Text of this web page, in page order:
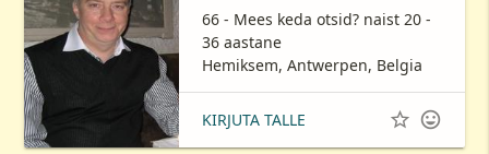
66 - Mees keda otsid? naist 20 -
36 aastane
Hemiksem, Antwerpen, Belgia
KIRJUTA TALLE  